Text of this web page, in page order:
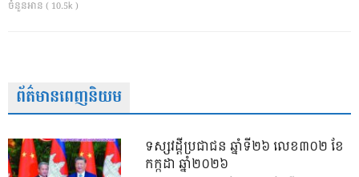
ចំនួនអាន ( 10.5k )
ព័ត៌មានពេញនិយម
ទស្សវដ្តីប្រជាជន ឆ្នាំទី២៦ លេខ៣០២ ខែ
កក្កដា ឆ្នាំ២០២៦